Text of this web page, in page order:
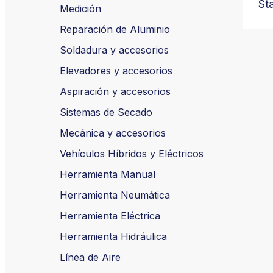
Medición
Reparación de Aluminio
Soldadura y accesorios
Elevadores y accesorios
Aspiración y accesorios
Sistemas de Secado
Mecánica y accesorios
Vehículos Híbridos y Eléctricos
Herramienta Manual
Herramienta Neumática
Herramienta Eléctrica
Herramienta Hidráulica
Línea de Aire